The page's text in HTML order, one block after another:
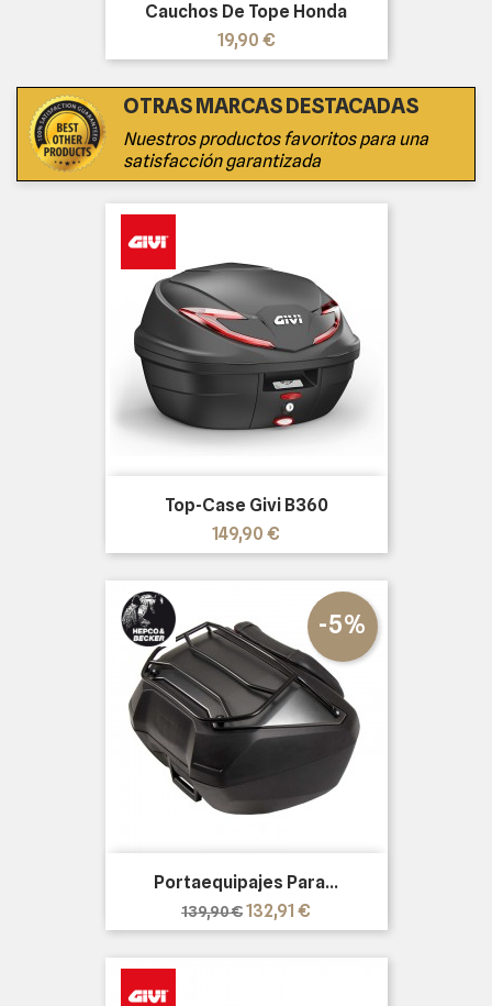
Cauchos De Tope Honda
Precio
19,90 €
OTRAS MARCAS DESTACADAS
Nuestros productos favoritos para una
satisfacción garantizada
Top-Case Givi B360
Precio
149,90 €
Portaequipajes Para...
Precio
base
139,90 €
-5%
Precio
132,91 €